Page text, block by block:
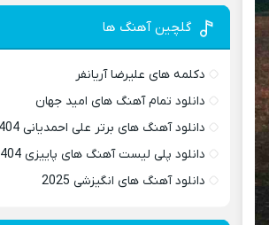
گلچین آهنگ ها
دکلمه های علیرضا آریانفر
دانلود تمام آهنگ های امید جهان
دانلود آهنگ های برتر علی احمدیانی 1404
دانلود پلی لیست آهنگ های پاییزی 1404
دانلود آهنگ های انگیزشی 2025